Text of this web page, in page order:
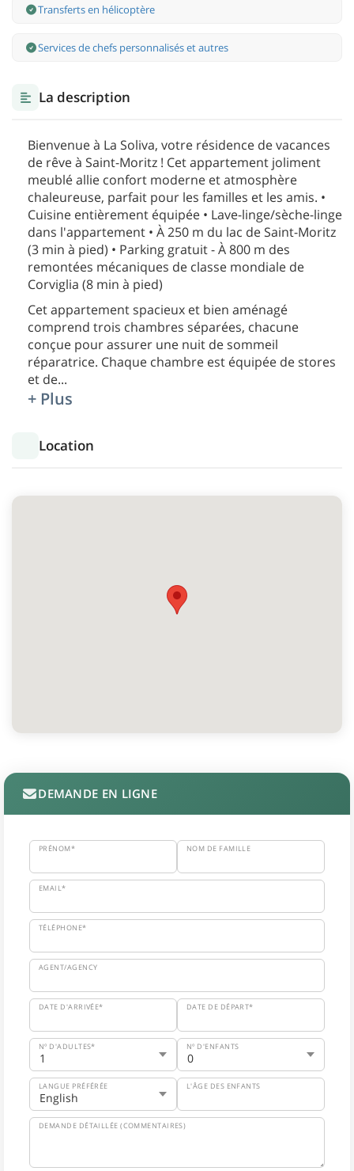
Transferts en hélicoptère
Services de chefs personnalisés et autres
La description
Bienvenue à La Soliva, votre résidence de vacances
de rêve à Saint-Moritz ! Cet appartement joliment
meublé allie confort moderne et atmosphère
chaleureuse, parfait pour les familles et les amis. •
Cuisine entièrement équipée • Lave-linge/sèche-linge
dans l'appartement • À 250 m du lac de Saint-Moritz
(3 min à pied) • Parking gratuit - À 800 m des
remontées mécaniques de classe mondiale de
Corviglia (8 min à pied)
Cet appartement spacieux et bien aménagé
comprend trois chambres séparées, chacune
conçue pour assurer une nuit de sommeil
réparatrice. Chaque chambre est équipée de stores
et de...
+ Plus
Location
DEMANDE EN LIGNE
PRÉNOM* NOM DE FAMILLE
EMAIL*
TÉLÉPHONE*
AGENT/AGENCY
DATE D'ARRIVÉE* DATE DE DÉPART*
Nº D'ADULTES* Nº D'ENFANTS
LANGUE PRÉFÉRÉE L'ÂGE DES ENFANTS
DEMANDE DÉTAILLÉE (COMMENTAIRES)